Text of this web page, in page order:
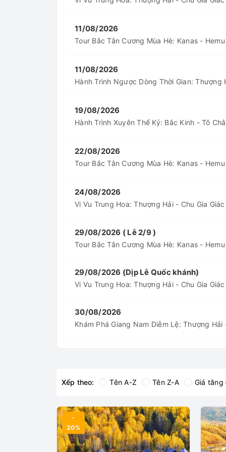
Tuyến Lịch Sử Hào Hùng (Tây An – Lạc
2. Vì Sao Nên Chọn Đặt Tour Trung
trội từ GoldenTour:
tín (Vietnam Airlines, Bamboo
tham quan.
Chi phí hợp lý, minh bạch:
Giá tour trọn
như giảm giá tour giờ chót, ưu đãi cho
Thủ tục Visa nhanh chóng: Đội ngũ
Hướng dẫn viên am hiểu: Đội ngũ
3. Thời Điểm Lý Tưởng Để chốt Tour
đẹp tại Cửu Trại Câu, Lệ Giang hay
Mùa Đông (Tháng 12 - Tháng 2):Dành
11/08/2026
Tour Bắc Tân Cương Mùa Hè: Kanas -
11/08/2026
Hành Trình Ngược Dòng Thời Gian:
19/08/2026
Hành Trình Xuyên Thế Kỷ: Bắc Kinh - Tô
22/08/2026
Tour Bắc Tân Cương Mùa Hè: Kanas -
24/08/2026
Vi Vu Trung Hoa: Thượng Hải - Chu Gia
29/08/2026 ( Lễ 2/9 )
Tour Bắc Tân Cương Mùa Hè: Kanas -
29/08/2026 (Dịp Lễ Quốc khánh)
Vi Vu Trung Hoa: Thượng Hải - Chu Gia
30/08/2026
Khám Phá Giang Nam Diễm Lệ: Thượng
Xếp theo: Tên A-Z Tên Z-A Giá tăng
-
20%